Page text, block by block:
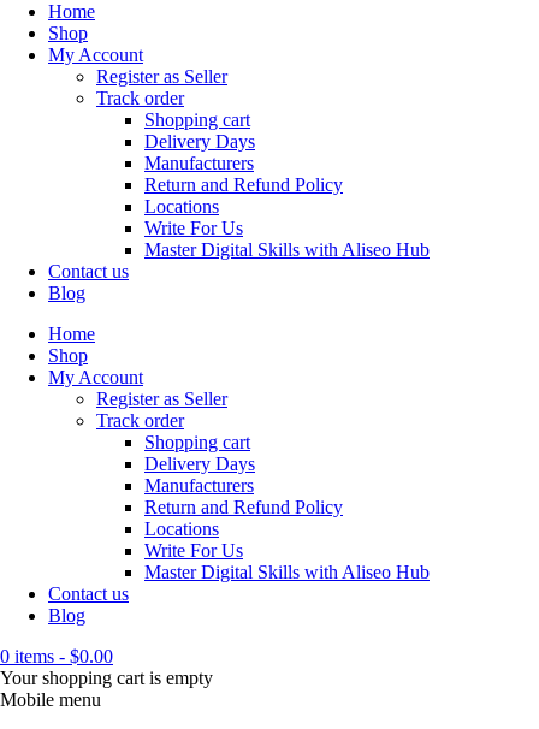
Home
Shop
My Account
Register as Seller
Track order
Shopping cart
Delivery Days
Manufacturers
Return and Refund Policy
Locations
Write For Us
Master Digital Skills with Aliseo Hub
Contact us
Blog
Home
Shop
My Account
Register as Seller
Track order
Shopping cart
Delivery Days
Manufacturers
Return and Refund Policy
Locations
Write For Us
Master Digital Skills with Aliseo Hub
Contact us
Blog
0 items - $0.00
Your shopping cart is empty
Mobile menu